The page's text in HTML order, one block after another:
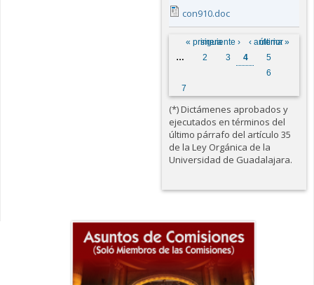
con910.doc
Páginas
« primera
‹ anterior
…
2 3 4
5
6
7
siguiente › última »
(*) Dictámenes aprobados y
ejecutados en términos del
último párrafo del artículo 35
de la Ley Orgánica de la
Universidad de Guadalajara.